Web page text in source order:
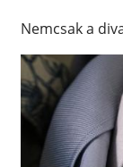
Nemcsak a